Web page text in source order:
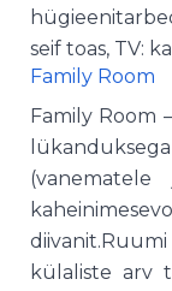
seif toas, TV:
Family Room
Family Room
külaliste arv